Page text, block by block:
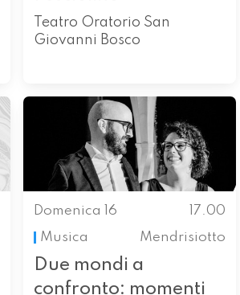
Teatro Oratorio San
Giovanni Bosco
Domenica 16
17.00
Musica
Mendrisiotto
Due mondi a
confronto: momenti